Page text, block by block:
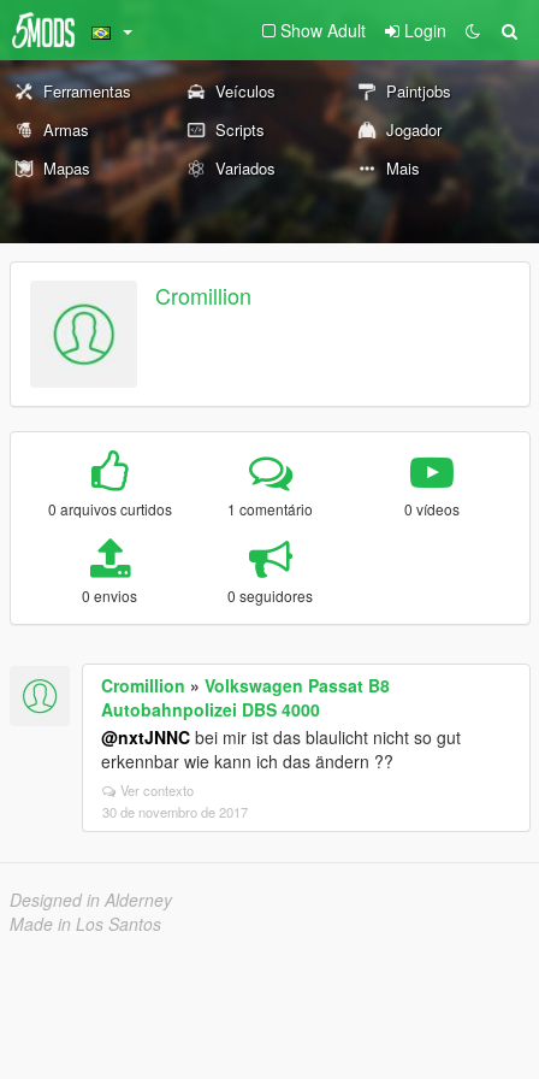
Show Adult Login
Ferramentas Veículos
Paintjobs
Armas
Scripts
Jogador
Mapas
Variados Mais
Cromillion
0 arquivos curtidos 1 comentário 0 vídeos
0 envios 0 seguidores
Cromillion » Volkswagen Passat B8
Autobahnpolizei DBS 4000
@nxtJNNC bei mir ist das blaulicht nicht so gut
erkennbar wie kann ich das ändern ??
Ver contexto
30 de novembro de 2017
Designed in Alderney
Made in Los Santos